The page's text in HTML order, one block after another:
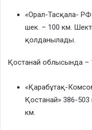
«Орал-Тасқала-
шек. – 100 км.
қолданылады.
Қостанай облысында –
«Қарабұтақ-
Қостанай» 386-
км.